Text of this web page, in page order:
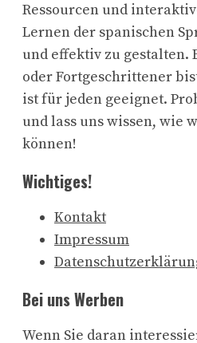
Ressourcen und
Lernen der spanischen
und effektiv zu gestalten.
oder Fortgeschrittener
ist für jeden geeignet.
und lass uns wissen, wie
können!
Wichtiges!
Kontakt
Impressum
Bei uns Werben
Wenn Sie daran